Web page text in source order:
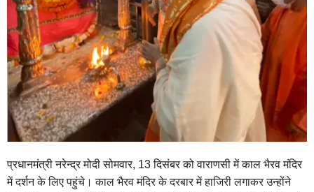
प्रधानमंत्री नरेन्‍द्र मोदी सोमवार, 13 दिसंबर को वाराणसी में काल भैरव मंदिर
में दर्शन के लिए पहुंचे। काल भैरव मंदिर के दरबार में हाजिरी लगाकर उन्होंने